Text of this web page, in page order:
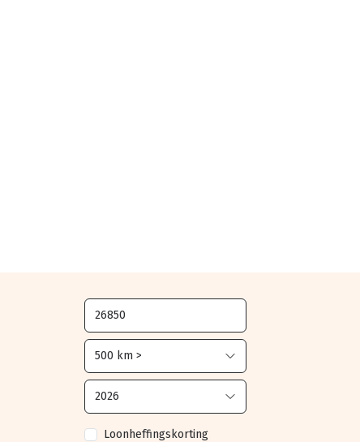
Loonheffingskorting